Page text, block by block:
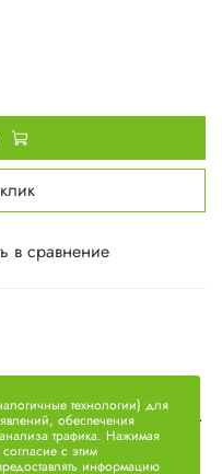
в сравнение
35 (ЯМЗ) 313992-П
технологии) для
обеспечения
трафика. Нажимая
с этим
информацию